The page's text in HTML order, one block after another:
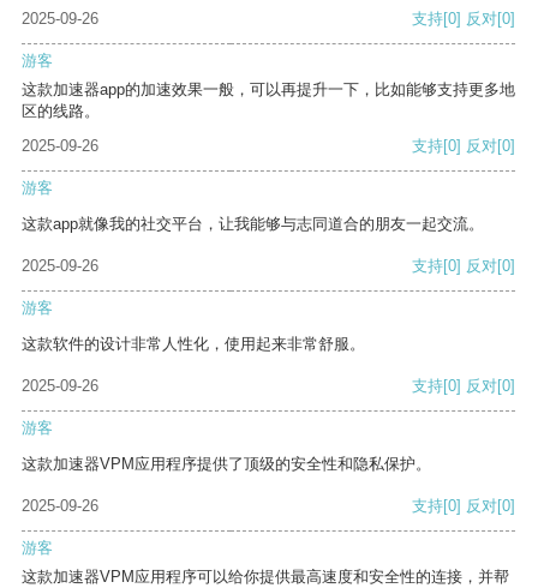
2025-09-26 支持[0] 反对[0]
游客
这款加速器app的加速效果一般，可以再提升一下，比如能够支持更多地
区的线路。
2025-09-26
支持[0] 反对[0]
游客
这款app就像我的社交平台，让我能够与志同道合的朋友一起交流。
2025-09-26 支持[0] 反对[0]
游客
这款软件的设计非常人性化，使用起来非常舒服。
2025-09-26 支持[0] 反对[0]
游客
这款加速器VPM应用程序提供了顶级的安全性和隐私保护。
2025-09-26 支持[0] 反对[0]
游客
这款加速器VPM应用程序可以给你提供最高速度和安全性的连接，并帮